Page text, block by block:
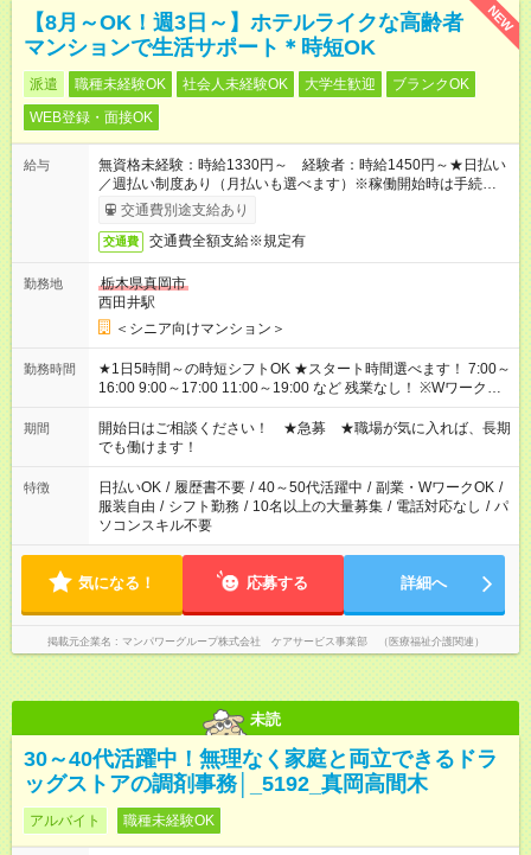
NEW
【8月～OK！週3日～】ホテルライクな高齢者
マンションで生活サポート＊時短OK
派遣 職種未経験OK 社会人未経験OK 大学生歓迎
ブランクOK
WEB登録・面接OK
給与
無資格未経験：時給1330円～ 経験者：時給1450円～★日払い
／週払い制度あり（月払いも選べます）※稼働開始時は手続き完
了次第のお支払いとなります。
交通費別途支給あり
交通費 交通費全額支給※規定有
勤務地
栃木県真岡市
西田井駅
＜シニア向けマンション＞
勤務時間
★1日5時間～の時短シフトOK ★スタート時間選べます！ 7:00～
16:00 9:00～17:00 11:00～19:00 など 残業なし！ ※Wワークの
場合、他のお仕事と合わせ週40時間超の就業はご案内できませ
ん ※法令に基づき、週20時間以上勤務は社会保険への加入対象
となります ※労働者派遣法（日雇い派遣の原則禁止）により、
短時間・短期間の就業はご案内が難しい場合があります
期間
開始日はご相談ください！ ★急募 ★職場が気に入れば、長期
でも働けます！
特徴 日払いOK / 履歴書不要 / 40～50代活躍中 / 副業・WワークOK /
服装自由 / シフト勤務 / 10名以上の大量募集 / 電話対応なし / パ
ソコンスキル不要
気になる！ 応募する 詳細へ
掲載元企業名 マンパワーグループ株式会社 ケアサービス事業部 （医療福祉介護関連）
未読
30～40代活躍中！無理なく家庭と両立できるドラ
ッグストアの調剤事務│_5192_真岡高間木
アルバイト 職種未経験OK